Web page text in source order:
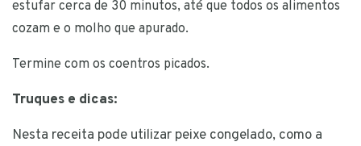
estufar cerca de 30 minutos, até que todos os alimentos
cozam e o molho que apurado.
Termine com os coentros picados.
Truques e dicas:
Nesta receita pode utilizar peixe congelado, como a